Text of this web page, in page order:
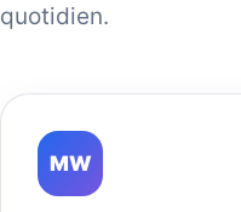
quotidien.
MW